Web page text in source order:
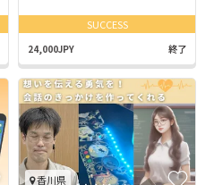
SUCCESS
24,000JPY 終了
香川県